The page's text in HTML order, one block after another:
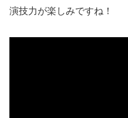
演技力が楽しみですね！